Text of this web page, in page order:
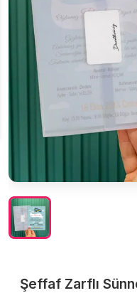
Şeffaf Zarflı